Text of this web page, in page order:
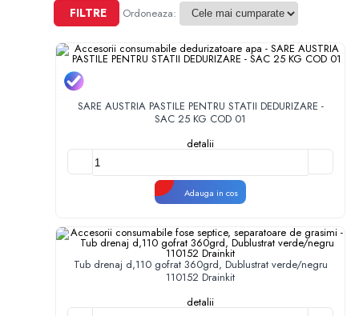
FILTRE Ordoneaza:
SARE AUSTRIA PASTILE PENTRU STATII DEDURIZARE -
SAC 25 KG COD 01
detalii
Adauga in cos
Tub drenaj d,110 gofrat 360grd, Dublustrat verde/negru
110152 Drainkit
detalii